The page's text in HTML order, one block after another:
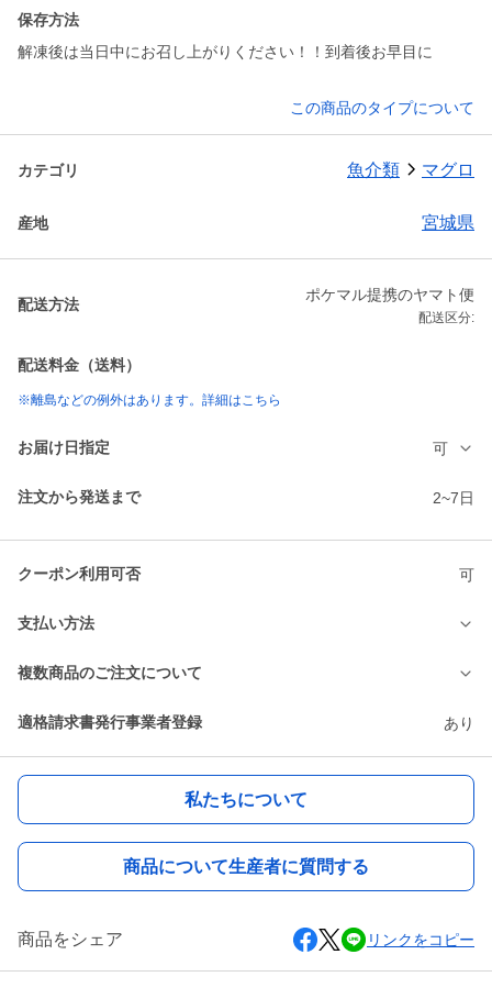
保存方法
解凍後は当日中にお召し上がりください！！到着後お早目に
この商品のタイプについて
カテゴリ 魚介類 マグロ
産地 宮城県
配送方法
ポケマル提携のヤマト便
配送区分:
配送料金（送料）
※離島などの例外はあります。詳細はこちら
お届け日指定 可
注文から発送まで 2~7日
クーポン利用可否 可
支払い方法
複数商品のご注文について
適格請求書発行事業者登録 あり
私たちについて
商品について生産者に質問する
商品をシェア リンクをコピー